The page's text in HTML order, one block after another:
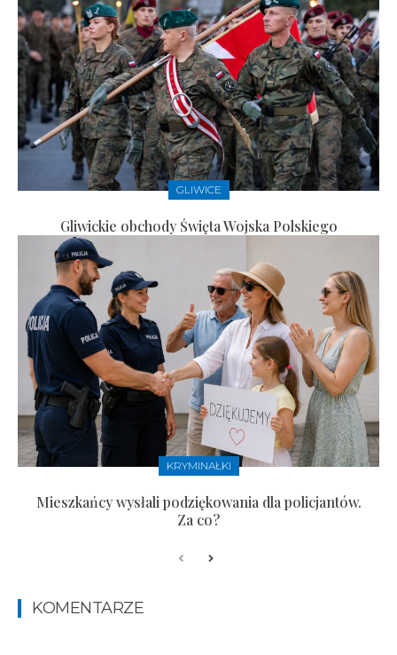
GLIWICE
Gliwickie obchody Święta Wojska Polskiego
KRYMINAŁKI
Mieszkańcy wysłali podziękowania dla policjantów.
Za co?
KOMENTARZE